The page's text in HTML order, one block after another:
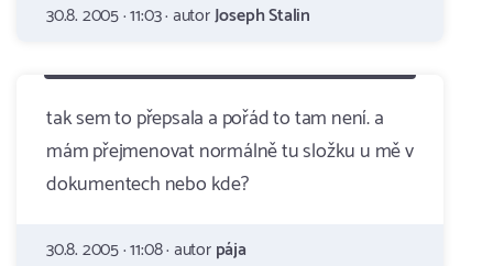
30.8. 2005 · 11:03 · autorJoseph Stalin
tak sem to přepsala a pořád to tam není. a
mám přejmenovat normálně tu složku u mě v
dokumentech nebo kde?
30.8. 2005 · 11:08 · autorpája